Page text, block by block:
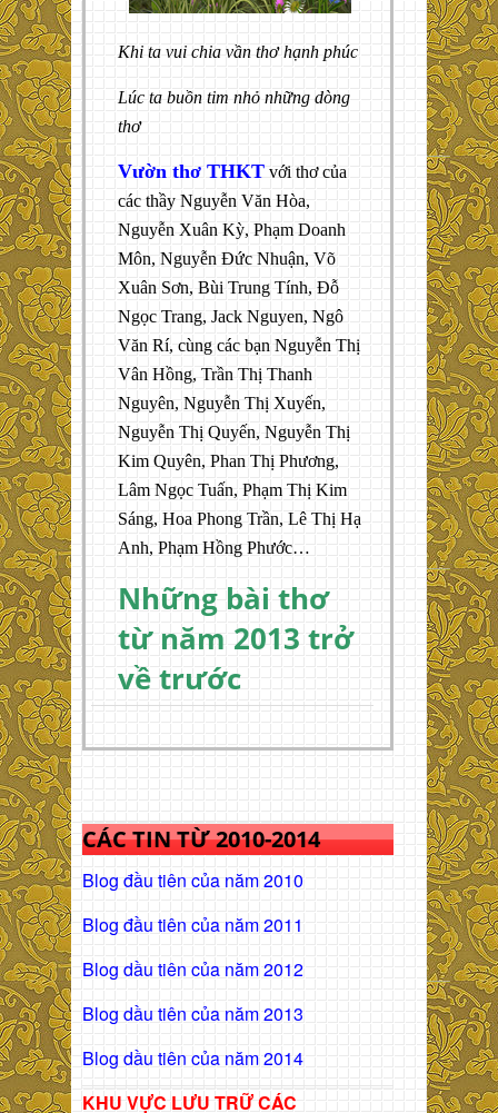
Khi ta vui chia vần thơ hạnh phúc
Lúc ta buồn tim nhỏ những dòng
thơ
Vườn thơ THKT với thơ của
các thầy Nguyễn Văn Hòa,
Nguyễn Xuân Kỳ, Phạm Doanh
Môn, Nguyễn Đức Nhuận, Võ
Xuân Sơn, Bùi Trung Tính, Đỗ
Ngọc Trang, Jack Nguyen, Ngô
Văn Rí, cùng các bạn Nguyễn Thị
Vân Hồng, Trần Thị Thanh
Nguyên, Nguyễn Thị Xuyến,
Nguyễn Thị Quyến, Nguyễn Thị
Kim Quyên, Phan Thị Phương,
Lâm Ngọc Tuấn, Phạm Thị Kim
Sáng, Hoa Phong Trần, Lê Thị Hạ
Anh, Phạm Hồng Phước…
Những bài thơ
từ năm 2013 trở
về trước
CÁC TIN TỪ 2010-2014
Blog đầu tiên của năm 2010
Blog đầu tiên của năm 2011
Blog dầu tiên của năm 2012
Blog dầu tiên của năm 2013
Blog dầu tiên của năm 2014
KHU VỰC LƯU TRỮ CÁC